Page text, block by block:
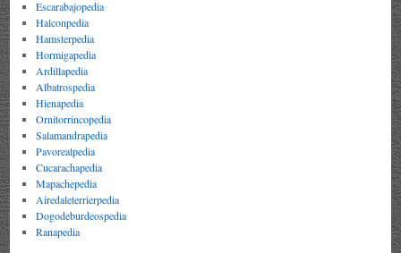
Escarabajopedia
Halconpedia
Hamsterpedia
Hormigapedia
Ardillapedia
Albatrospedia
Hienapedia
Ornitorrincopedia
Salamandrapedia
Pavorealpedia
Cucarachapedia
Mapachepedia
Airedaleterrierpedia
Dogodeburdeospedia
Ranapedia